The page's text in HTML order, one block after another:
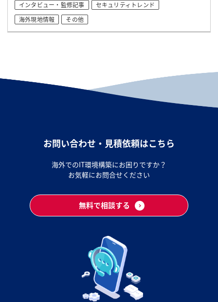
インタビュー・監修記事
セキュリティトレンド
海外現地情報
その他
お問い合わせ・見積依頼はこちら
海外でのIT環境構築にお困りですか？
お気軽にお問合せください
無料で相談する